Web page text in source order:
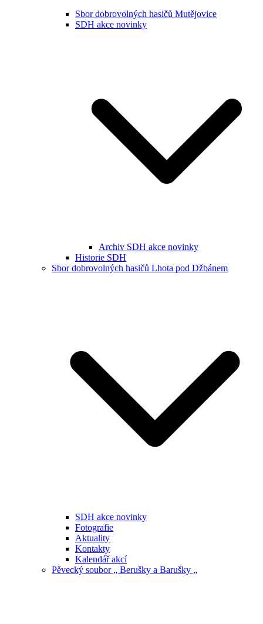
Sbor dobrovolných hasičů Mutějovice
SDH akce novinky
Archiv SDH akce novinky
Historie SDH
Sbor dobrovolných hasičů Lhota pod Džbánem
SDH akce novinky
Fotografie
Aktuality
Kontakty
Kalendář akcí
Pěvecký soubor „ Berušky a Barušky „